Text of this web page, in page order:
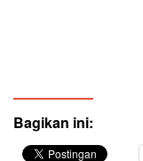
Bagikan ini: